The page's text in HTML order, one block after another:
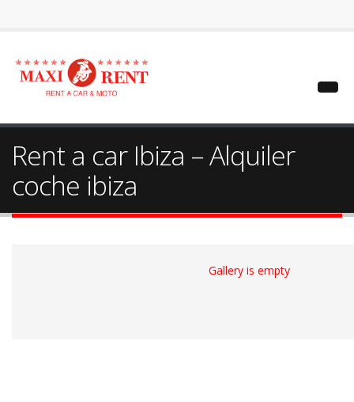
Rent a car Ibiza – Alquiler
coche ibiza
Gallery is empty